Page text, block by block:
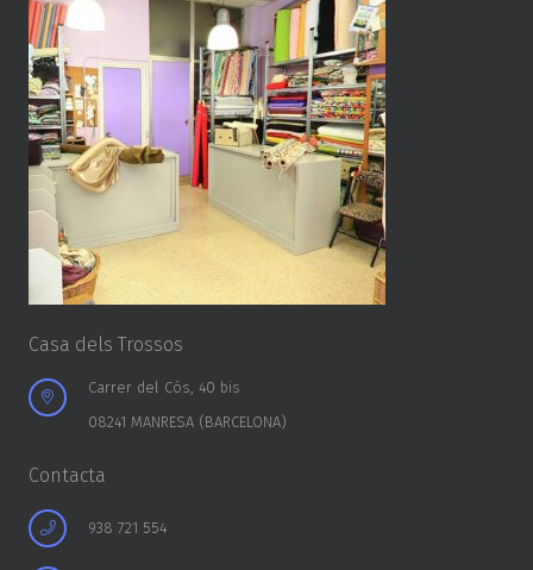
Casa dels Trossos
Carrer del Cós, 40 bis
08241 MANRESA (BARCELONA)
Contacta
938 721 554